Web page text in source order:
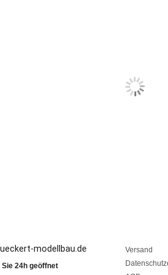
modellbau.de
24h geöffnet
Versand